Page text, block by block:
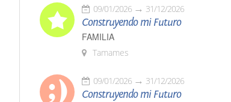
09/01/2026 31/12/2026
Construyendo mi Futuro
FAMILIA
Tamames
09/01/2026 31/12/2026
Construyendo mi Futuro